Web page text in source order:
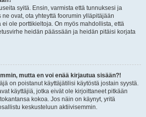
syitä. Ensin, varmista että tunnuksesi ja
ovat, ota yhteyttä foorumin ylläpitäjään
ole porttikieltoja. On myös mahdollista, että
heidän päässään ja heidän pitäisi korjata
mutta en voi enää kirjautua sisään?!
on poistanut käyttäjätilisi käytöstä jostain syystä.
käyttäjiä, jotka eivät ole kirjoittaneet pitkään
kokoa. Jos näin on käynyt, yritä
keskusteluun aktiivisemmin.